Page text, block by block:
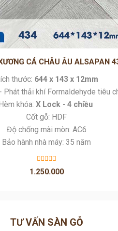
CÁ CHÂU ÂU ALSAPAN
thước: 644 x 143 x 12mm
Phát thải khí Formaldehyde tiêu
khóa:X Lock - 4 chiều
Bảo hành nhà máy: 35 năm
1.250.000
TƯ VẤN SÀN GỖ
trong60 giây!